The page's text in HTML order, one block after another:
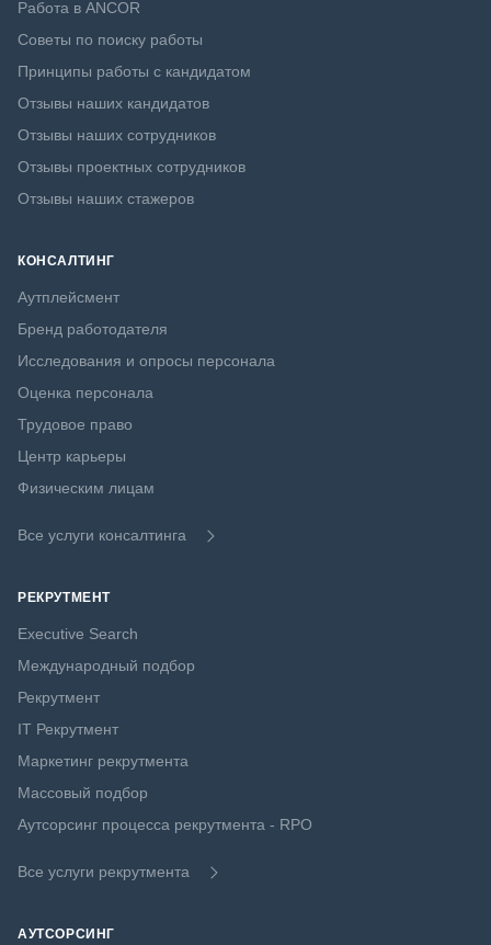
Работа в ANCOR
Советы по поиску работы
Принципы работы с кандидатом
Отзывы наших кандидатов
Отзывы наших сотрудников
Отзывы проектных сотрудников
Отзывы наших стажеров
КОНСАЛТИНГ
Аутплейсмент
Бренд работодателя
Исследования и опросы персонала
Оценка персонала
Трудовое право
Центр карьеры
Физическим лицам
Все услуги консалтинга
РЕКРУТМЕНТ
Executive Search
Международный подбор
Рекрутмент
IT Рекрутмент
Маркетинг рекрутмента
Массовый подбор
Аутсорсинг процесса рекрутмента - RPO
Все услуги рекрутмента
АУТСОРСИНГ